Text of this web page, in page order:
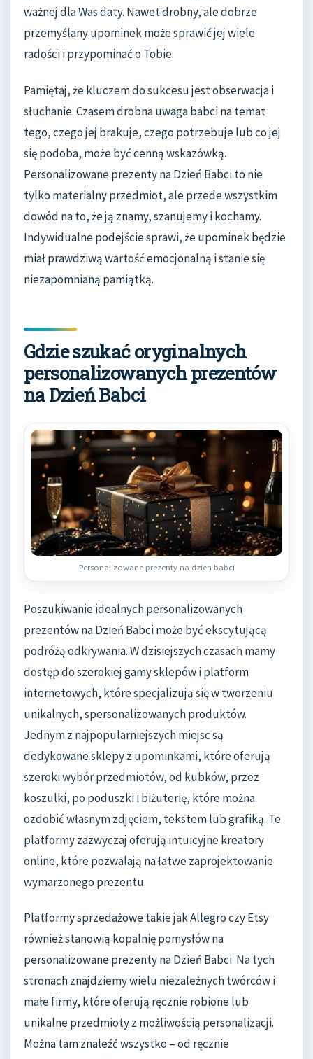
ważnej dla Was daty. Nawet drobny, ale dobrze
przemyślany upominek może sprawić jej wiele
radości i przypominać o Tobie.
Pamiętaj, że kluczem do sukcesu jest obserwacja i
słuchanie. Czasem drobna uwaga babci na temat
tego, czego jej brakuje, czego potrzebuje lub co jej
się podoba, może być cenną wskazówką.
Personalizowane prezenty na Dzień Babci to nie
tylko materialny przedmiot, ale przede wszystkim
dowód na to, że ją znamy, szanujemy i kochamy.
Indywidualne podejście sprawi, że upominek będzie
miał prawdziwą wartość emocjonalną i stanie się
niezapomnianą pamiątką.
Gdzie szukać oryginalnych
personalizowanych prezentów
na Dzień Babci
Personalizowane prezenty na dzien babci
Poszukiwanie idealnych personalizowanych
prezentów na Dzień Babci może być ekscytującą
podróżą odkrywania. W dzisiejszych czasach mamy
dostęp do szerokiej gamy sklepów i platform
internetowych, które specjalizują się w tworzeniu
unikalnych, spersonalizowanych produktów.
Jednym z najpopularniejszych miejsc są
dedykowane sklepy z upominkami, które oferują
szeroki wybór przedmiotów, od kubków, przez
koszulki, po poduszki i biżuterię, które można
ozdobić własnym zdjęciem, tekstem lub grafiką. Te
platformy zazwyczaj oferują intuicyjne kreatory
online, które pozwalają na łatwe zaprojektowanie
wymarzonego prezentu.
Platformy sprzedażowe takie jak Allegro czy Etsy
również stanowią kopalnię pomysłów na
personalizowane prezenty na Dzień Babci. Na tych
stronach znajdziemy wielu niezależnych twórców i
małe firmy, które oferują ręcznie robione lub
unikalne przedmioty z możliwością personalizacji.
Można tam znaleźć wszystko – od ręcznie